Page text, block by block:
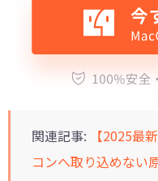
関連記事:
【2025最
コンへ取り込めない